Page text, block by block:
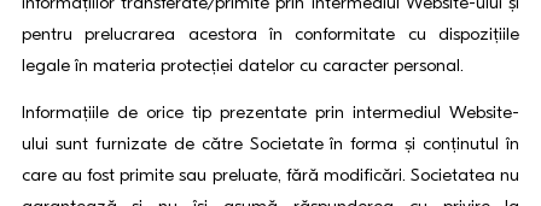
informațiilor transferate/primite prin intermediul Website-ului și
pentru prelucrarea acestora în conformitate cu dispozițiile
legale în materia protecției datelor cu caracter personal.
Informațiile de orice tip prezentate prin intermediul Website-
ului sunt furnizate de către Societate în forma și conținutul în
care au fost primite sau preluate, fără modificări. Societatea nu